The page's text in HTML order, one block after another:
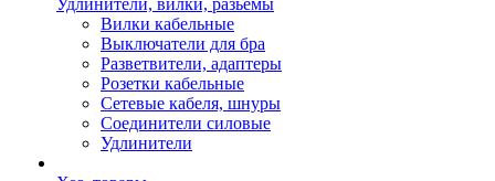
Удлинители, вилки, разьемы
Вилки кабельные
Выключатели для бра
Разветвители, адаптеры
Розетки кабельные
Сетевые кабеля, шнуры
Соединители силовые
Удлинители